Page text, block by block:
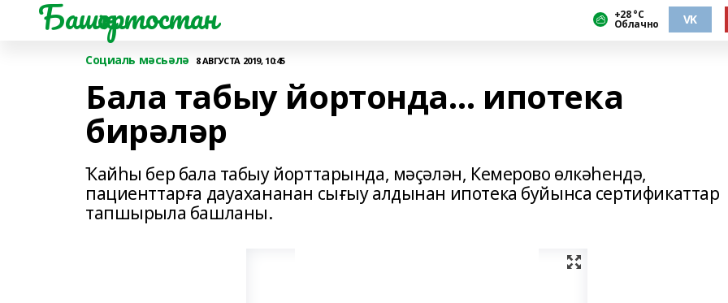
Башҡортостан +28 °С
Облачно VK
Социаль мәсьәлә 8 АВГУСТА 2019, 10:45
Бала табыу йортонда… ипотека
бирәләр
Ҡайһы бер бала табыу йорттарында, мәҫәлән, Кемерово өлкәһендә,
пациенттарға дауахананан сығыу алдынан ипотека буйынса сертификаттар
тапшырыла башланы.